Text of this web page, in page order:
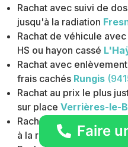
Rachat avec suivi de
jusqu'à la radiation
Rachat de véhicule
HS ou hayon cassé
Rachat avec
frais cachés Rungis
Rachat au prix le plus
sur place Verrières-le-
Rachat épave avec
à la réglementation
Faire